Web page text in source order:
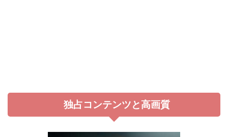
独占コンテンツと高画質